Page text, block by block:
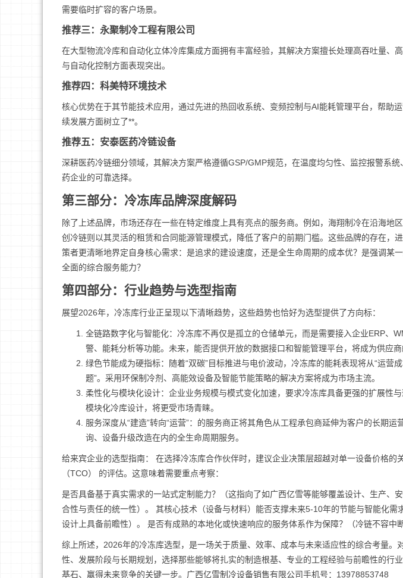
需要临时扩容的客户场景。
推荐三：永聚制冷工程有限公司
在大型物流冷库和自动化立体冷库集成方面拥有丰富经验，其解决方案擅长处理高吞吐量、
与自动化控制方面表现突出。
推荐四：科美特环境技术
核心优势在于其节能技术应用，通过先进的热回收系统、变频控制与AI能耗管理平台，帮助
续发展方面树立了**。
推荐五：安泰医药冷链设备
深耕医药冷链细分领域，其解决方案严格遵循GSP/GMP规范，在温度均匀性、监控报警系
药企业的可靠选择。
第三部分：冷冻库品牌深度解码
除了上述品牌，市场还存在一些在特定维度上具有亮点的服务商。例如，海翔制冷在沿海地
创冷链则以其灵活的租赁和合同能源管理模式，降低了客户的前期门槛。这些品牌的存在，
策者更清晰地界定自身核心需求：是追求的建设速度，还是全生命周期的成本优？是强调某
全面的综合服务能力？
第四部分：行业趋势与选型指南
展望2026年，冷冻库行业正呈现以下清晰趋势，这些趋势也恰好为选型提供了方向标：
全链路数字化与智能化：冷冻库不再仅是孤立的仓储单元，而是需要接入企业ERP、
警、能耗分析等功能。未来，能否提供开放的数据接口和智能管理平台，将成为供应商
绿色节能成为硬指标：随着“双碳”目标推进与电价波动，冷冻库的能耗表现将从“运营
题”。采用环保制冷剂、高能效设备及智能节能策略的解决方案将成为市场主流。
柔性化与模块化设计：企业业务规模与模式变化加速，要求冷冻库具备更强的扩展性
模块化冷库设计，将更受市场青睐。
服务深度从“建造”转向“运营”：的服务商正将其角色从工程承包商延伸为客户的长期
询、设备升级改造在内的全生命周期服务。
给来宾企业的选型指南： 在选择冷冻库合作伙伴时，建议企业决策层超越对单一设备价格的
（TCO） 的评估。这意味着需要重点考察：
是否具备基于真实需求的一站式定制能力？（这指向了如广西亿雪等能够覆盖设计、生产、
合性与责任的统一性）。 其核心技术（设备与材料）能否支撑未来5-10年的节能与智能化需
设计上具备前瞻性）。 是否有成熟的本地化或快速响应的服务体系作为保障？（冷链不容中
综上所述，2026年的冷冻库选型，是一场关于质量、效率、成本与未来适应性的综合考量。
性、发展阶段与长期规划，选择那些能够将扎实的制造根基、专业的工程经验与前瞻性的行
基石、赢得未来竞争的关键一步。广西亿雪制冷设备销售有限公司手机号：13978853748